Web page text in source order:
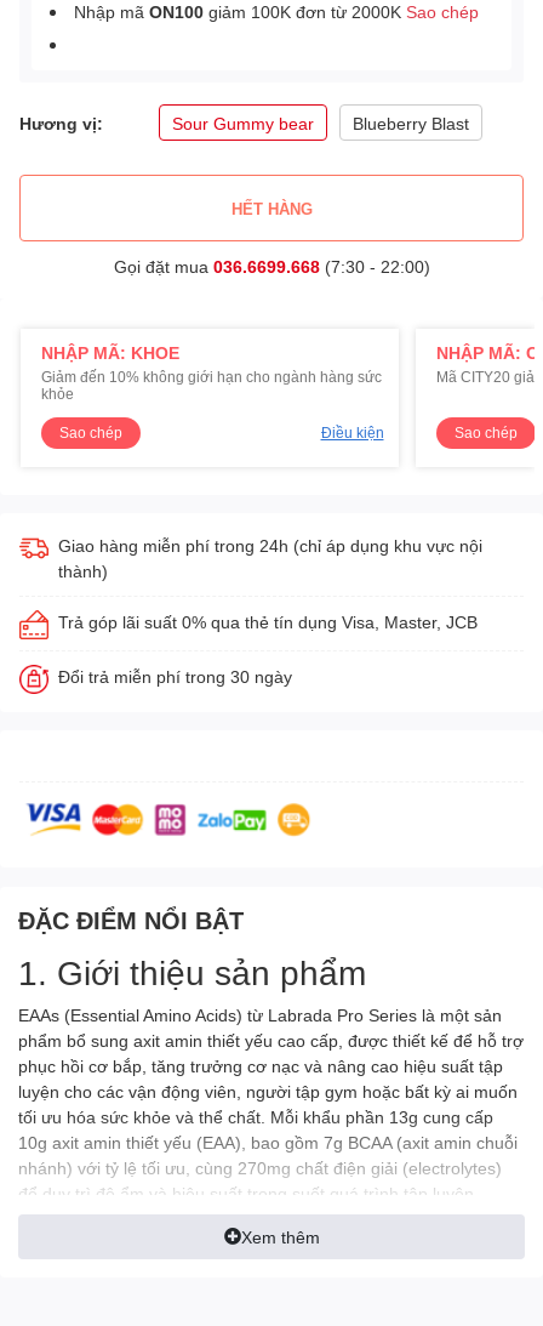
Nhập mã ON100 giảm 100K đơn từ 2000K Sao chép
Hương vị: Sour Gummy bear Blueberry Blast
HẾT HÀNG
Gọi đặt mua 036.6699.668(7:30 - 22:00)
NHẬP MÃ: KHOE
Giảm đến 10% không giới hạn cho ngành hàng sức
khỏe
Sao chép Điều kiện
NHẬP MÃ:
Mã CITY20
Sao chép
Giao hàng miễn phí trong 24h (chỉ áp dụng khu vực nội
thành)
Trả góp lãi suất 0% qua thẻ tín dụng Visa, Master, JCB
Đổi trả miễn phí trong 30 ngày
ĐẶC ĐIỂM NỔI BẬT
1. Giới thiệu sản phẩm
EAAs (Essential Amino Acids) từ Labrada Pro Series là một sản
phẩm bổ sung axit amin thiết yếu cao cấp, được thiết kế để hỗ trợ
phục hồi cơ bắp, tăng trưởng cơ nạc và nâng cao hiệu suất tập
luyện cho các vận động viên, người tập gym hoặc bất kỳ ai muốn
tối ưu hóa sức khỏe và thể chất. Mỗi khẩu phần 13g cung cấp
10g axit amin thiết yếu (EAA), bao gồm 7g BCAA (axit amin chuỗi
nhánh) với tỷ lệ tối ưu, cùng 270mg chất điện giải (electrolytes)
để duy trì độ ẩm và hiệu suất trong suốt quá trình tập luyện.
Được phát triển bởi Labrada Nutrition – thương hiệu uy tín với
hơn 25 năm kinh nghiệm trong ngành dinh dưỡng thể thao –
Xem thêm